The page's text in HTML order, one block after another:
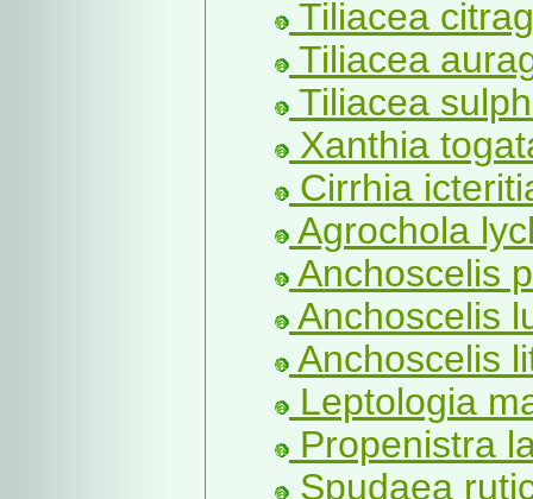
Tiliacea
Tiliacea
Tiliacea
Xanthia
Cirrhia
Agrochola
Anchoscelis
Anchoscelis
Anchoscelis
Leptologia
Propenistra
Spudaea